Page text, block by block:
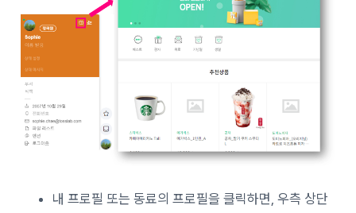
내 프로필 또는 동료의 프로필을 클릭하면, 우측 상단